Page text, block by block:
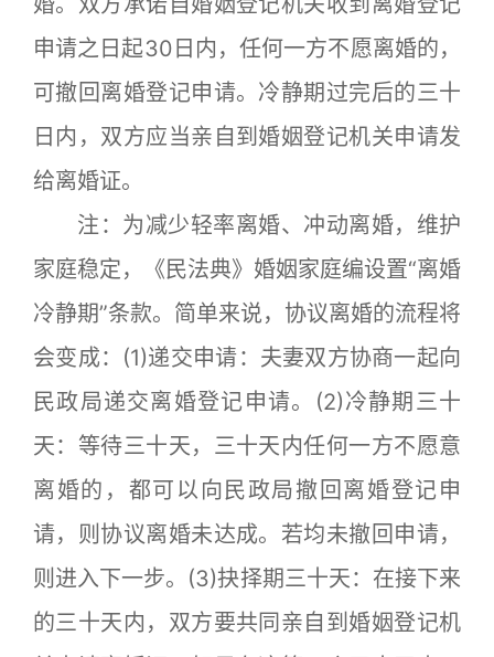
申请之日起30日内，任何一方不愿离婚的，
可撤回离婚登记申请。冷静期过完后的三十
日内，双方应当亲自到婚姻登记机关申请发
给离婚证。
注：为减少轻率离婚、冲动离婚，维护
家庭稳定，《民法典》婚姻家庭编设置“离婚
冷静期”条款。简单来说，协议离婚的流程将
会变成：(1)递交申请：夫妻双方协商一起向
民政局递交离婚登记申请。(2)冷静期三十
天：等待三十天，三十天内任何一方不愿意
离婚的，都可以向民政局撤回离婚登记申
请，则协议离婚未达成。若均未撤回申请，
则进入下一步。(3)抉择期三十天：在接下来
的三十天内，双方要共同亲自到婚姻登记机